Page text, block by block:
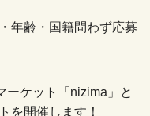
年齢・国籍問わず応募
ーケット「nizima」と
を開催します！